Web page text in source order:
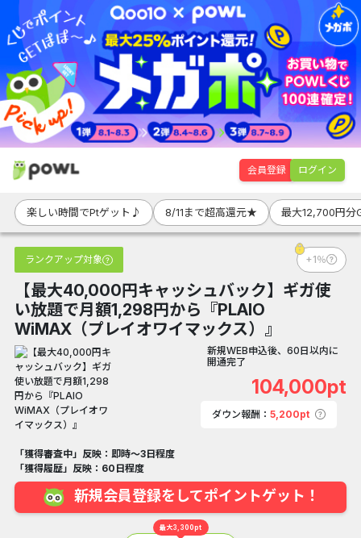
会員登録 ログイン
楽しい時間でPtゲット♪ 8/11まで超高還元★ 最大12,700円分
ランクアップ対象 +1％
【最大40,000円キャッシュバック】ギガ使
い放題で月額1,298円から『PLAIO
WiMAX（プレイオワイマックス）』
新規WEB申込後、60日以内に
開通完了
104,000pt
ダウン報酬： 5,200pt
「獲得審査中」反映：即時～3日程度
「獲得履歴」反映：60日程度
新規会員登録をしてポイントゲット！
最大3,300pt